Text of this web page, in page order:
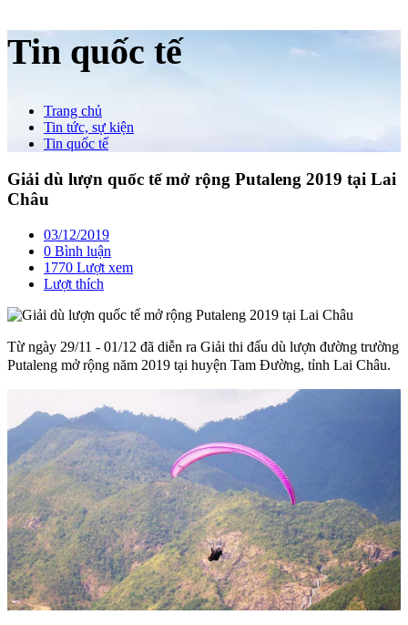
Tin quốc tế
Trang chủ
Tin tức, sự kiện
Tin quốc tế
Giải dù lượn quốc tế mở rộng Putaleng 2019 tại Lai
Châu
03/12/2019
0 Bình luận
1770 Lượt xem
Lượt thích
Từ ngày 29/11 - 01/12 đã diễn ra Giải thi đấu dù lượn đường trường
Putaleng mở rộng năm 2019 tại huyện Tam Đường, tỉnh Lai Châu.